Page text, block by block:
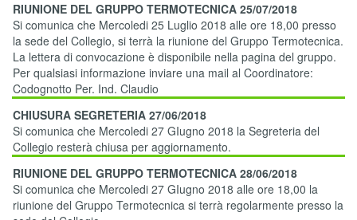
RIUNIONE DEL GRUPPO TERMOTECNICA 25/07/2018
Si comunica che Mercoledi 25 Luglio 2018 alle ore 18,00 presso
la sede del Collegio, si terrà la riunione del Gruppo Termotecnica.
La lettera di convocazione è disponibile nella pagina del gruppo.
Per qualsiasi informazione inviare una mail al Coordinatore:
Codognotto Per. Ind. Claudio
CHIUSURA SEGRETERIA 27/06/2018
Si comunica che Mercoledi 27 GIugno 2018 la Segreteria del
Collegio resterà chiusa per aggiornamento.
RIUNIONE DEL GRUPPO TERMOTECNICA 28/06/2018
Si comunica che Mercoledi 27 GIugno 2018 alle ore 18,00 la
riunione del Gruppo Termotecnica si terrà regolarmente presso la